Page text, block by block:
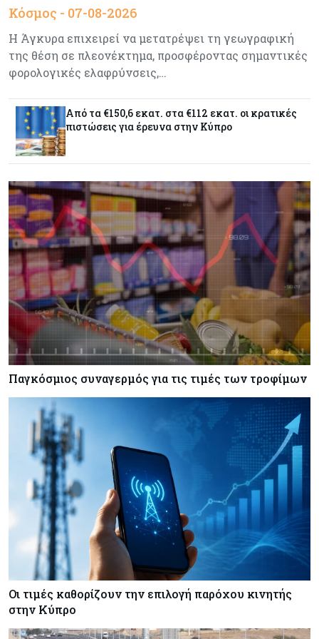
Γιατί το Bitcoin διχάζει αναλυτές και αγορά
Ελλάδα
Goldman Sachs: Το Brent θα κυμανθεί στα $80-
90/βαρέλι μέχρι να υπάρξουν εξελίξεις στη
Μέση Ανατολή
Κόσμος 07-08-2026
Σαουδική Αραβία, Πακιστάν και Τουρκία
υπογράφουν συμφωνία για αμοιβαία άμυνα
Εμπορεύματα 07-08-2026
Πετρέλαιο: Πιάνει και πάλι τα 83 δολάρια το
Brent μετά το σχέδιο του Ιράν για τα Στενά του
Ορμούζ
Κόσμος 07-08-2026
Ευρωπαϊκή αυτοκινητοβιομηχανία: Αναζητά
σωσίβιο στην Κίνα
Κύπρος 07-08-2026
Πώς οι κυπριακές τράπεζες «τιμολογούν» τον
πόλεμο
Κόσμος - 07-08-2026
Η Άγκυρα επιχειρεί να μετατρέψει τη γεωγραφική
της θέση σε πλεονέκτημα, προσφέροντας σημαντικές
φορολογικές ελαφρύνσεις,…
Από τα €150,6 εκατ. στα €112 εκατ. οι κρατικές
πιστώσεις για έρευνα στην Κύπρο
Παγκόσμιος συναγερμός για τις τιμές των τροφίμων
Οι τιμές καθορίζουν την επιλογή παρόχου κινητής
στην Κύπρο